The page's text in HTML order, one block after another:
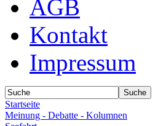
AGB
Kontakt
Impressum
Startseite
Meinung - Debatte - Kolumnen